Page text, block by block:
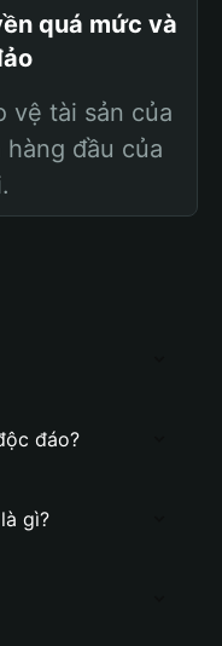
quá mức và
vệ tài sản của
đầu của
đáo?
gì?